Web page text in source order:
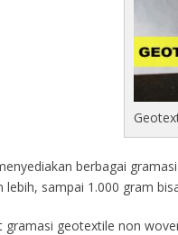
berbagai
lebih, sampai 1.000 gram
gramasi geotextile non